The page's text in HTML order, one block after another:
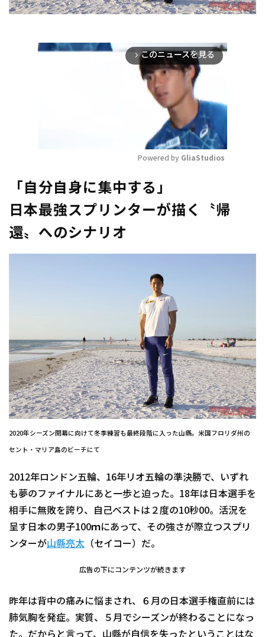
arrow_forward_ios このニュースを見る
Powered by GliaStudios
「自分自身に集中する」
日本最強スプリンターが描く〝帰
還〟へのシナリオ
2020年シーズン開幕に向けて冬季練習も最終段階に入った山縣。米国フロリダ州の
セント・マリア島のビーチにて
2012年ロンドン五輪、16年リオ五輪の準決勝で、いずれ
も夢のファイナルにあと一歩と迫った。18年は日本選手を
相手に無敗を誇り、自己ベストは２度の10秒00。活況を
呈す日本の男子100ｍにあって、その強さが際立つスプリ
ンターが山縣亮太 （セイコー）だ。
広告の下にコンテンツが続きます
昨年は背中の痛みに悩まされ、６月の日本選手権直前には
肺気胸を発症。実質、５月でシーズンが終わることになっ